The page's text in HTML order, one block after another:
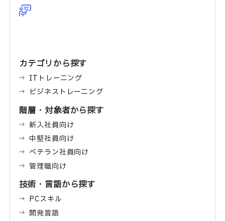
カテゴリから探す
ITトレーニング
ビジネストレーニング
階層・対象者から探す
新入社員向け
中堅社員向け
ベテラン社員向け
管理職向け
技術・言語から探す
PCスキル
開発言語